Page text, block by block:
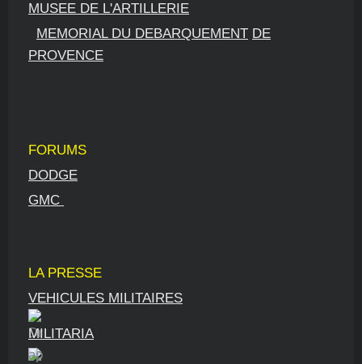
MUSEE DE L'ARTILLERIE
MEMORIAL DU DEBARQUEMENT DE
PROVENCE
FORUMS
DODGE
GMC
LA PRESSE
VEHICULES MILITAIRES
MILITARIA